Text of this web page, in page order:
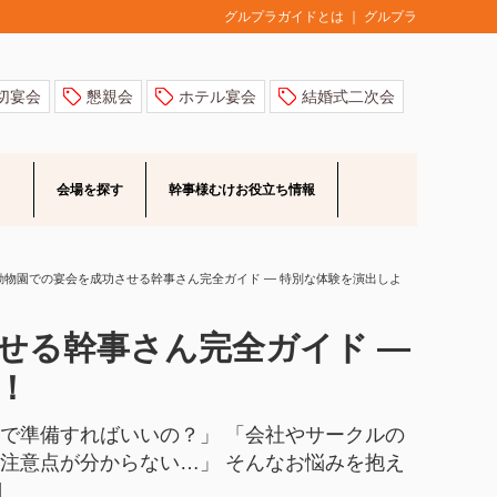
グルプラガイドとは グルプラ
宴会 懇親会 ホテル宴会 結婚式二次会
会場を探す 幹事様むけお役立ち情報
物園での宴会を成功させる幹事さん完全ガイド ― 特別な体験を演出しよ
る幹事さん完全ガイド ―
準備すればいいの？」 「会社やサークルの
意点が分からない…」 そんなお悩みを抱え